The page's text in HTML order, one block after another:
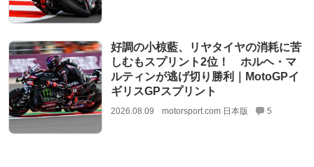
好調の小椋藍、リヤタイヤの消耗に苦
しむもスプリント2位！ ホルヘ・マ
ルティンが逃げ切り勝利｜MotoGPイ
ギリスGPスプリント
2026.08.09 motorsport.com 日本版 5